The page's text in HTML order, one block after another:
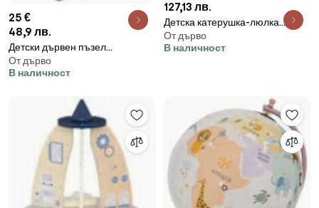
25 €
48,9 лв.
Детски дървен пъзел
atmosphera, 200 части
От дърво
В наличност
127,13 лв.
Детска катерушка-люлка
atmosphera, 50х79 cm, Бор
От дърво
В наличност